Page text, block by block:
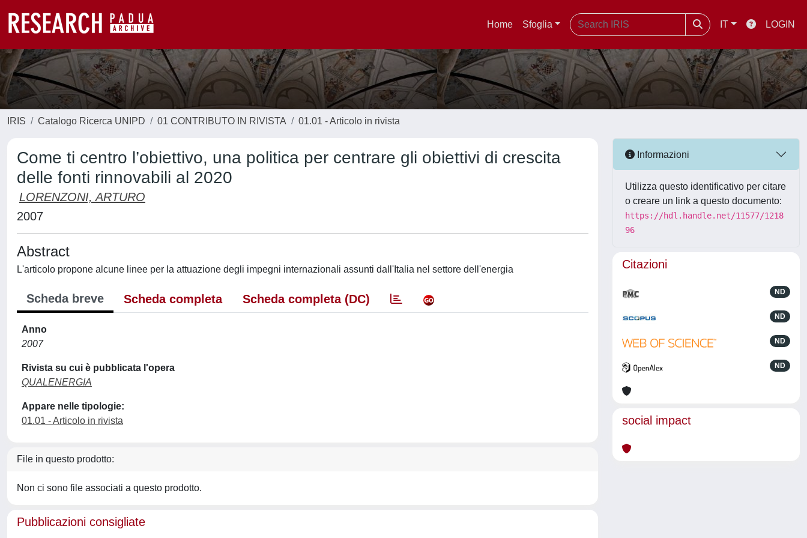
Home Sfoglia IT LOGIN
IRIS Catalogo Ricerca UNIPD 01 CONTRIBUTO IN RIVISTA 01.01 - Articolo in rivista
Come ti centro l’obiettivo, una politica per centrare gli obiettivi di crescita
delle fonti rinnovabili al 2020
LORENZONI, ARTURO
2007
Abstract
L'articolo propone alcune linee per la attuazione degli impegni internazionali assunti dall'Italia nel settore dell'energia
Scheda breve Scheda completa Scheda completa (DC)
Anno
2007
Rivista su cui è pubblicata l'opera
QUALENERGIA
Appare nelle tipologie:
01.01 - Articolo in rivista
File in questo prodotto:
Non ci sono file associati a questo prodotto.
Pubblicazioni consigliate
Informazioni
Utilizza questo identificativo per citare
o creare un link a questo documento:
https://hdl.handle.net/11577/1218
96
Citazioni
ND
ND
ND
ND
social impact